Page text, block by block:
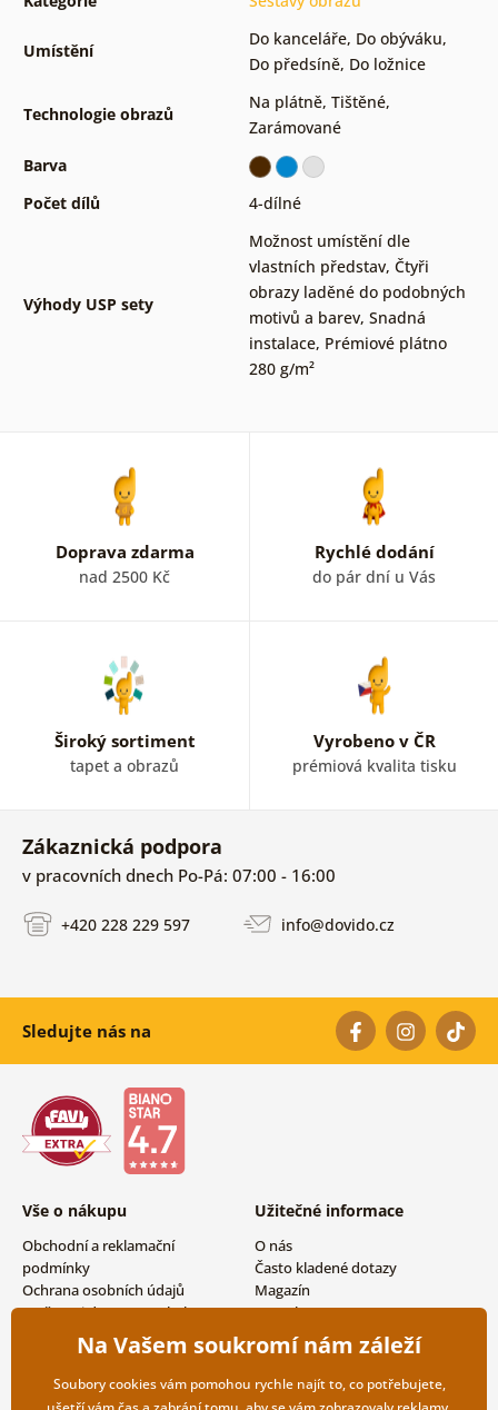
Umístění
Do kanceláře, Do obýváku,
Do předsíně, Do ložnice
Technologie obrazů
Na plátně, Tištěné,
Zarámované
Barva
Počet dílů
4-dílné
Výhody USP sety
Možnost umístění dle
vlastních představ, Čtyři
obrazy laděné do podobných
motivů a barev, Snadná
instalace, Prémiové plátno
280 g/m²
Doprava zdarma
nad 2500 Kč
Rychlé dodání
do pár dní u Vás
Široký sortiment
tapet a obrazů
Vyrobeno v ČR
prémiová kvalita tisku
Zákaznická podpora
v pracovních dnech Po-Pá: 07:00 - 16:00
+420 228 229 597 info@dovido.cz
Sledujte nás na
Vše o nákupu
Obchodní a reklamační
podmínky
Ochrana osobních údajů
Možnosti dopravy a platby
Vrácení zboží
Užitečné informace
O nás
Často kladené dotazy
Magazín
Kontakty
Velkoobchodní spolupráce
Na Vašem soukromí nám záleží
Soubory cookies vám pomohou rychle najít to, co potřebujete,